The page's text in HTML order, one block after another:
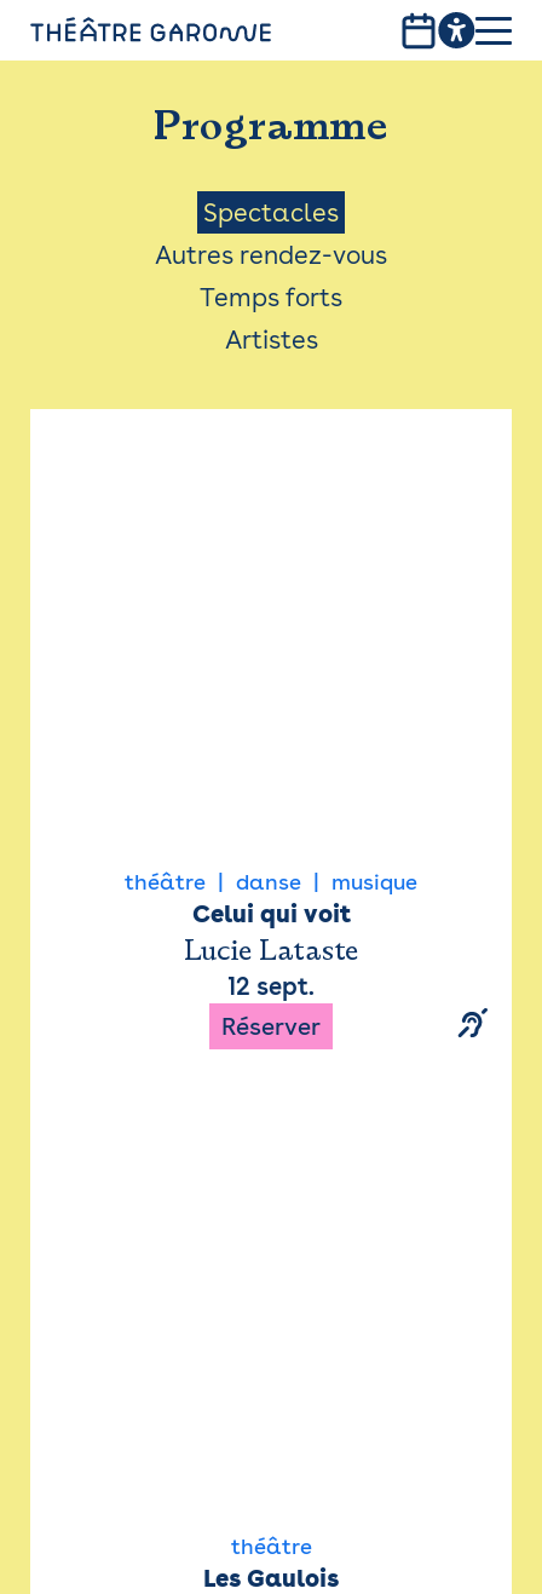
PROGRAMME
INFOS PRATIQUES
AVEC LES PUBLICS
ACCESSIBILITÉ
LES PRODUCTIONS
Programme
Menu
Saison
Spectacles
Autres rendez-vous
Temps forts
Artistes
théâtre danse musique
Celui qui voit
Lucie Lataste
12 sept.
Réserver
théâtre
Les Gaulois